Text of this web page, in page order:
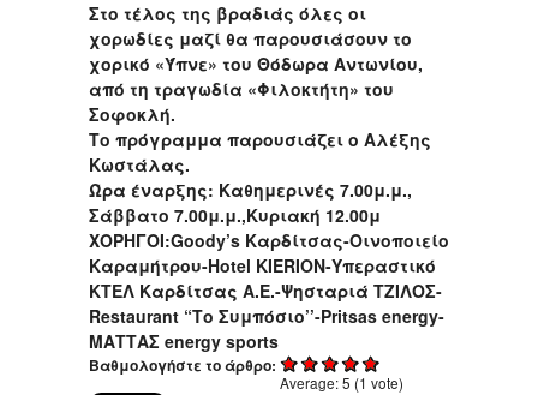
Στο τέλος της βραδιάς όλες οι
χορωδίες μαζί θα παρουσιάσουν το
χορικό «Ύπνε» του Θόδωρα Αντωνίου,
από τη τραγωδία «Φιλοκτήτη» του
Σοφοκλή.
Το πρόγραμμα παρουσιάζει ο Αλέξης
Κωστάλας.
Ώρα έναρξης: Καθημερινές 7.00μ.μ.,
Σάββατο 7.00μ.μ.,Κυριακή 12.00μ
ΧΟΡΗΓΟΙ:Goody’s Καρδίτσας-Οινοποιείο
Καραμήτρου-Ηotel KIERION-Υπεραστικό
ΚΤΕΛ Καρδίτσας Α.Ε.-Ψησταριά ΤΖΙΛΟΣ-
Restaurant “Το Συμπόσιο’’-Pritsas energy-
ΜΑΤΤΑΣ energy sports
Βαθμολογήστε το άρθρο:
Average:5 (1 vote)